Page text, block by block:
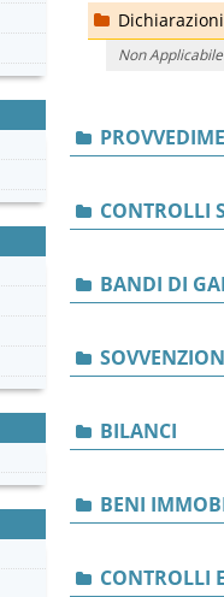
Non Applicabile
CONTROLLI
BANDI DI
BILANCI
BENI
CONTROLLI